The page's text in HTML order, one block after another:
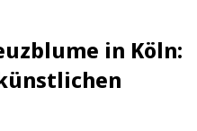
in Köln: